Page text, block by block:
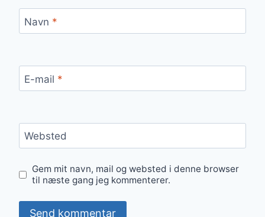
Navn *
E-mail *
Websted
Gem mit navn, mail og websted i denne browser
til næste gang jeg kommenterer.